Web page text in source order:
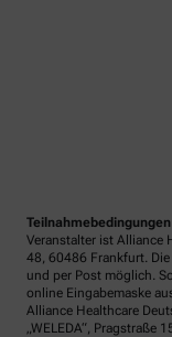
Teilnahmebedingungen
Veranstalter ist Alliance
48, 60486 Frankfurt.
und per Post möglich.
online Eingabemaske
Alliance Healthcare
„WELEDA“, Pragstraße